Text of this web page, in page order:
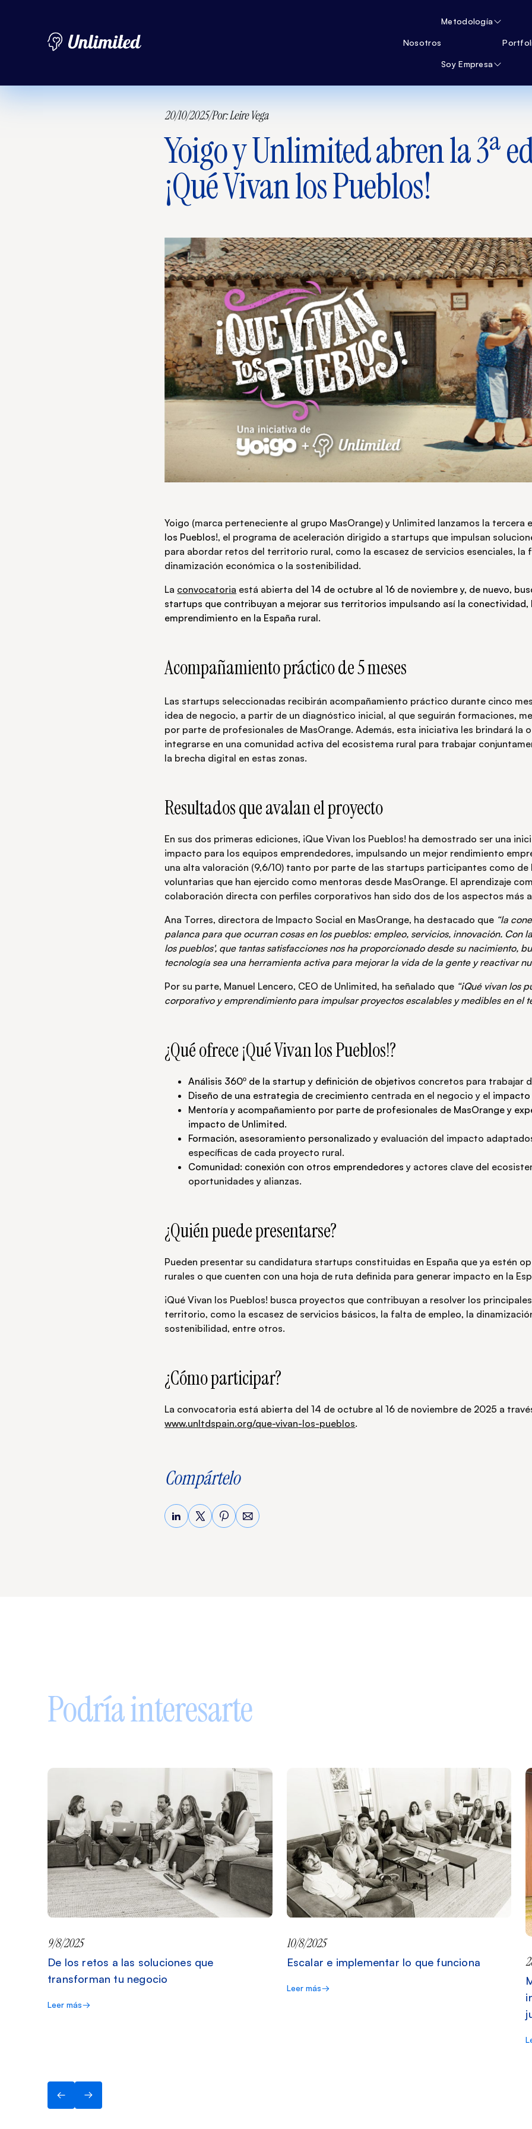
Nosotros
Metodología
Soy Empresa
20/10/2025/Por:Leire Vega
Yoigo y Unlimited abren la 3ª
¡Qué Vivan los Pueblos!
Yoigo (marca perteneciente al grupo MasOrange) y Unlimited lanzamos la tercera
los Pueblos!, el programa de aceleración dirigido a startups que impulsan
para abordar retos del territorio rural, como la escasez de servicios esenciales, la
dinamización económica o la sostenibilidad.
La convocatoria está abierta del 14 de octubre al 16 de noviembre y, de nuevo,
startups que contribuyan a mejorar sus territorios impulsando así la conectividad,
emprendimiento en la España rural.
Acompañamiento práctico de 5 meses
Las startups seleccionadas recibirán acompañamiento práctico durante cinco
idea de negocio, a partir de un diagnóstico inicial, al que seguirán formaciones,
por parte de profesionales de MasOrange. Además, esta iniciativa les brindará la
integrarse en una comunidad activa del ecosistema rural para trabajar
la brecha digital en estas zonas.
Resultados que avalan el proyecto
En sus dos primeras ediciones, ¡Que Vivan los Pueblos! ha demostrado ser una
impacto para los equipos emprendedores, impulsando un mejor rendimiento
una alta valoración (9,6/10) tanto por parte de las startups participantes como de
voluntarias que han ejercido como mentoras desde MasOrange. El aprendizaje
colaboración directa con perfiles corporativos han sido dos de los aspectos más
Ana Torres, directora de Impacto Social en MasOrange, ha destacado que “la
palanca para que ocurran cosas en los pueblos: empleo, servicios, innovación. Con
los pueblos', que tantas satisfacciones nos ha proporcionado desde su nacimiento,
tecnología sea una herramienta activa para mejorar la vida de la gente y reactivar
Por su parte, Manuel Lencero, CEO de Unlimited, ha señalado que “¡Qué vivan los
corporativo y emprendimiento para impulsar proyectos escalables y medibles en el
¿Qué ofrece ¡Qué Vivan los Pueblos!?
Análisis 360º de la startup y definición de objetivos concretos para trabajar
Diseño de una estrategia de crecimiento centrada en el negocio y el
Mentoría y acompañamiento por parte de profesionales de MasOrange y
impacto de Unlimited.
Formación, asesoramiento personalizado y evaluación del impacto
específicas de cada proyecto rural.
Comunidad: conexión con otros emprendedores y actores clave del
oportunidades y alianzas.
¿Quién puede presentarse?
Pueden presentar su candidatura startups constituidas en España que ya estén
rurales o que cuenten con una hoja de ruta definida para generar impacto en la
¡Qué Vivan los Pueblos! busca proyectos que contribuyan a resolver los
territorio, como la escasez de servicios básicos, la falta de empleo, la
sostenibilidad, entre otros.
¿Cómo participar?
La convocatoria está abierta del 14 de octubre al 16 de noviembre de 2025 a
www.unltdspain.org/que-vivan-los-pueblos.
Compártelo
Podría interesarte
9/8/2025
De los retos a las soluciones que
transforman tu negocio
Leer más
10/8/2025
Escalar e implementar lo que funciona
Leer más